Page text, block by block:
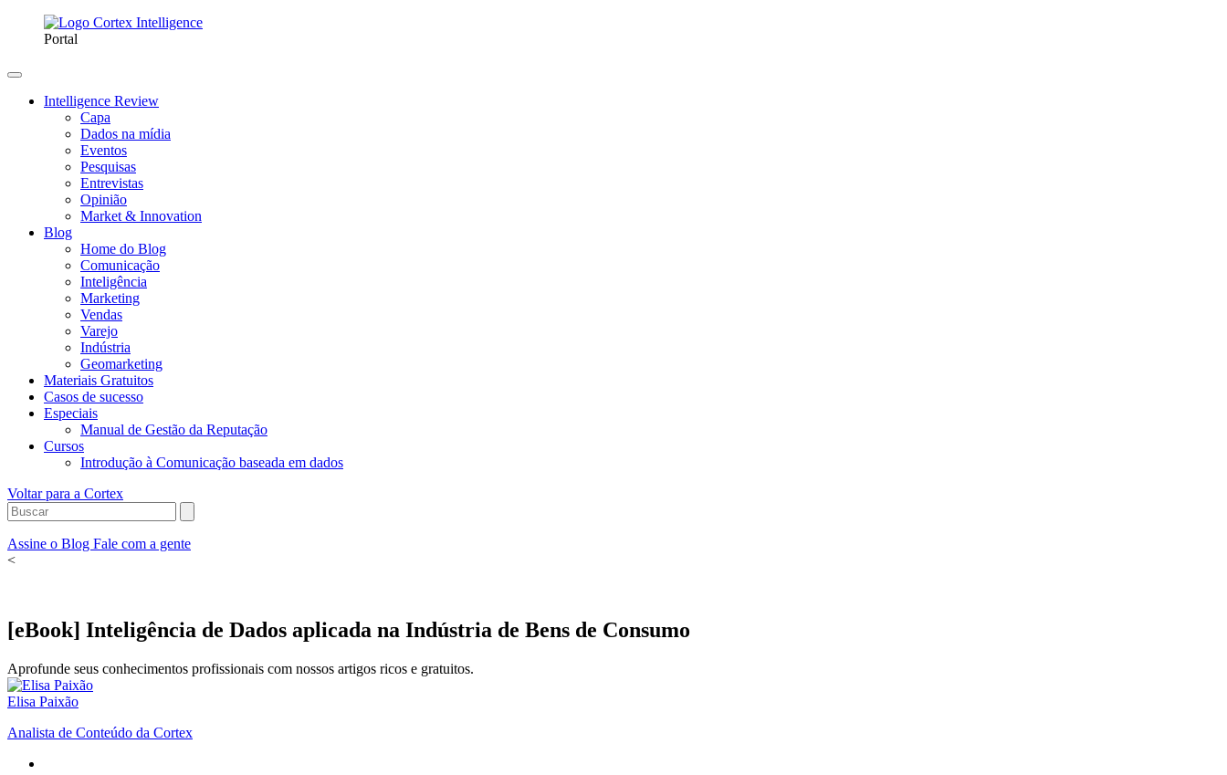
Portal
Intelligence Review
Capa
Dados na mídia
Eventos
Pesquisas
Entrevistas
Opinião
Market & Innovation
Blog
Home do Blog
Comunicação
Inteligência
Marketing
Vendas
Varejo
Indústria
Geomarketing
Materiais Gratuitos
Casos de sucesso
Especiais
Manual de Gestão da Reputação
Cursos
Introdução à Comunicação baseada em dados
Voltar para a Cortex
Assine o Blog Fale com a gente
<
[eBook] Inteligência de Dados aplicada na Indústria de Bens de Consumo
Aprofunde seus conhecimentos profissionais com nossos artigos ricos e gratuitos.
Elisa Paixão
Analista de Conteúdo da Cortex